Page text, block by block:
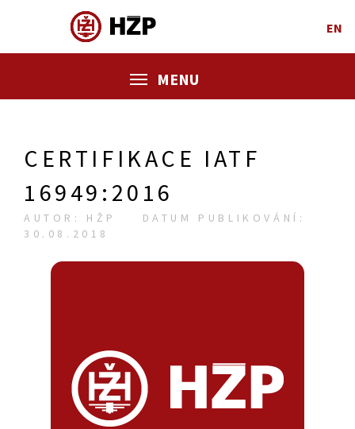
EN
MENU
CERTIFIKACE IATF
16949:2016
AUTOR: HŽP
DATUM PUBLIKOVÁNÍ:
30.08.2018